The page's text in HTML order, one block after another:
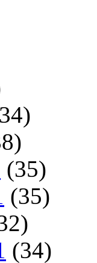
(35)
(35)
(34)